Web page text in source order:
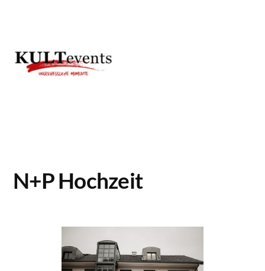
springen
N+P Hochzeit